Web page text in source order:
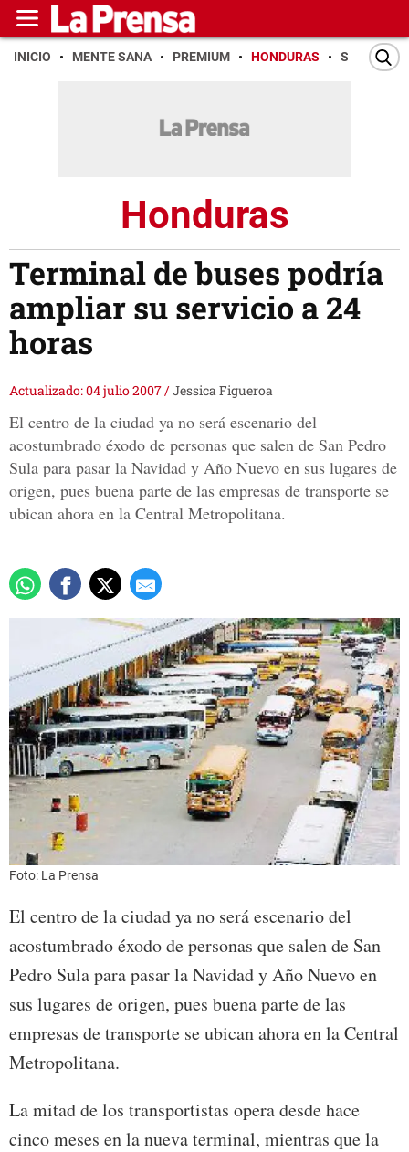
INICIO MENTE SANA PREMIUM HONDURAS SAN PEDRO
Honduras
Terminal de buses podría
ampliar su servicio a 24
horas
Actualizado: 04 julio 2007/Jessica Figueroa
El centro de la ciudad ya no será escenario del
acostumbrado éxodo de personas que salen de San Pedro
Sula para pasar la Navidad y Año Nuevo en sus lugares de
origen, pues buena parte de las empresas de transporte se
ubican ahora en la Central Metropolitana.
Foto: La Prensa
El centro de la ciudad ya no será escenario del
acostumbrado éxodo de personas que salen de San
Pedro Sula para pasar la Navidad y Año Nuevo en
sus lugares de origen, pues buena parte de las
empresas de transporte se ubican ahora en la Central
Metropolitana.
La mitad de los transportistas opera desde hace
cinco meses en la nueva terminal, mientras que la